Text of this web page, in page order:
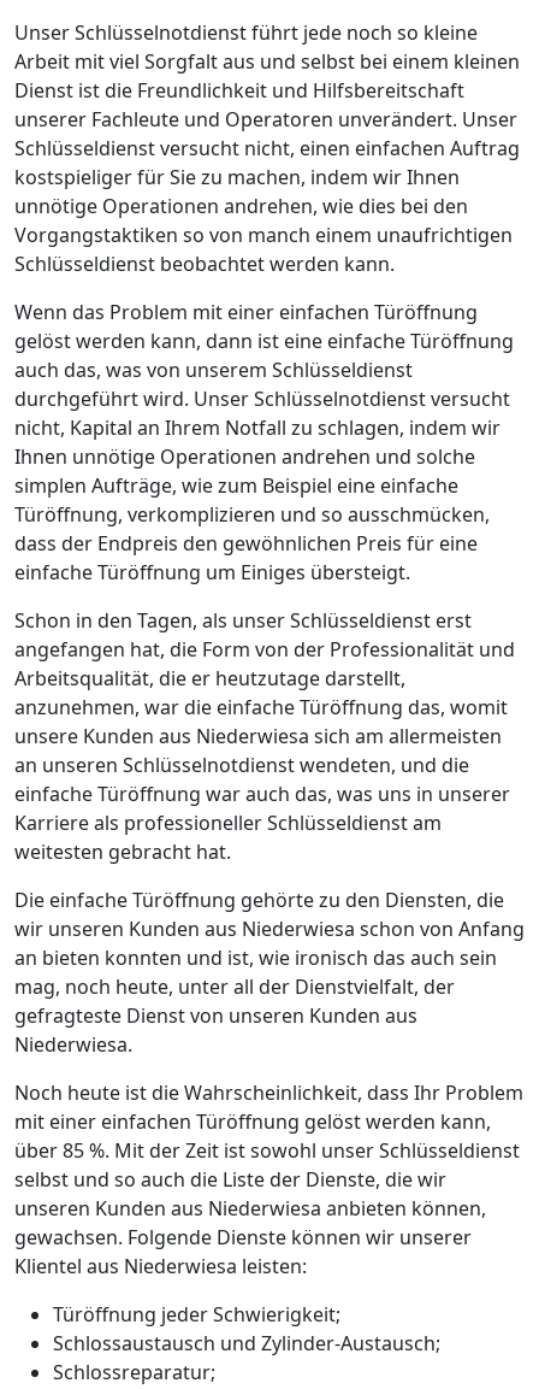
Unser Schlüsselnotdienst führt jede noch so kleine
Arbeit mit viel Sorgfalt aus und selbst bei einem kleinen
Dienst ist die Freundlichkeit und Hilfsbereitschaft
unserer Fachleute und Operatoren unverändert. Unser
Schlüsseldienst versucht nicht, einen einfachen Auftrag
kostspieliger für Sie zu machen, indem wir Ihnen
unnötige Operationen andrehen, wie dies bei den
Vorgangstaktiken so von manch einem unaufrichtigen
Schlüsseldienst beobachtet werden kann.
Wenn das Problem mit einer einfachen Türöffnung
gelöst werden kann, dann ist eine einfache Türöffnung
auch das, was von unserem Schlüsseldienst
durchgeführt wird. Unser Schlüsselnotdienst versucht
nicht, Kapital an Ihrem Notfall zu schlagen, indem wir
Ihnen unnötige Operationen andrehen und solche
simplen Aufträge, wie zum Beispiel eine einfache
Türöffnung, verkomplizieren und so ausschmücken,
dass der Endpreis den gewöhnlichen Preis für eine
einfache Türöffnung um Einiges übersteigt.
Schon in den Tagen, als unser Schlüsseldienst erst
angefangen hat, die Form von der Professionalität und
Arbeitsqualität, die er heutzutage darstellt,
anzunehmen, war die einfache Türöffnung das, womit
unsere Kunden aus Niederwiesa sich am allermeisten
an unseren Schlüsselnotdienst wendeten, und die
einfache Türöffnung war auch das, was uns in unserer
Karriere als professioneller Schlüsseldienst am
weitesten gebracht hat.
Die einfache Türöffnung gehörte zu den Diensten, die
wir unseren Kunden aus Niederwiesa schon von Anfang
an bieten konnten und ist, wie ironisch das auch sein
mag, noch heute, unter all der Dienstvielfalt, der
gefragteste Dienst von unseren Kunden aus
Niederwiesa.
Noch heute ist die Wahrscheinlichkeit, dass Ihr Problem
mit einer einfachen Türöffnung gelöst werden kann,
über 85 %. Mit der Zeit ist sowohl unser Schlüsseldienst
selbst und so auch die Liste der Dienste, die wir
unseren Kunden aus Niederwiesa anbieten können,
gewachsen. Folgende Dienste können wir unserer
Klientel aus Niederwiesa leisten:
Türöffnung jeder Schwierigkeit;
Schlossaustausch und Zylinder-Austausch;
Schlossreparatur;